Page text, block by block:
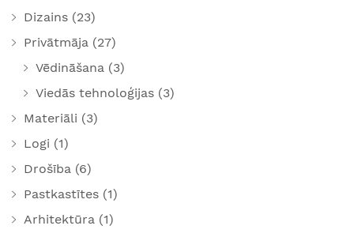
Dizains (23)
Privātmāja (27)
Vēdināšana (3)
Viedās tehnoloģijas (3)
Materiāli (3)
Logi (1)
Drošība (6)
Pastkastītes (1)
Arhitektūra (1)